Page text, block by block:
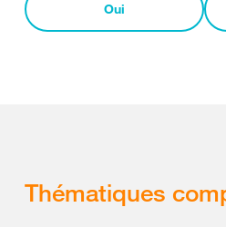
Oui
Thématiques